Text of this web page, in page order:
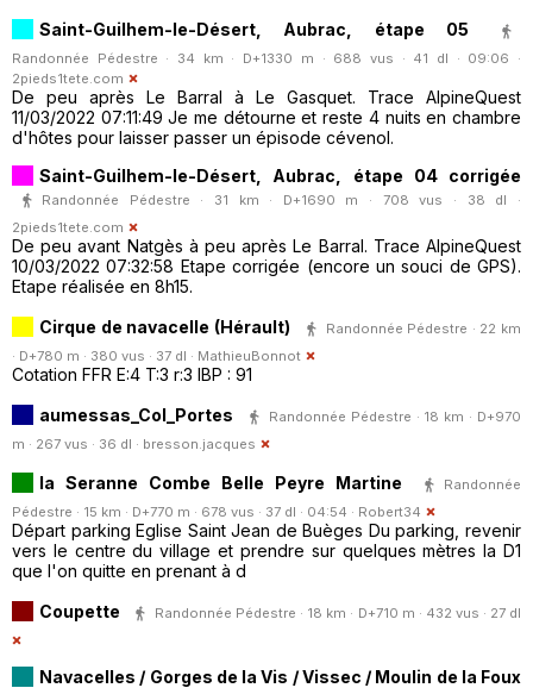
Saint-Guilhem-le-Désert, Aubrac, étape 05
Randonnée Pédestre · 34 km · D+1330 m · 688 vus · 41 dl · 09:06 ·
2pieds1tete.com
De peu après Le Barral à Le Gasquet. Trace AlpineQuest
11/03/2022 07:11:49 Je me détourne et reste 4 nuits en chambre
d'hôtes pour laisser passer un épisode cévenol.
Saint-Guilhem-le-Désert, Aubrac, étape 04 corrigée
Randonnée Pédestre · 31 km · D+1690 m · 708 vus · 38 dl ·
2pieds1tete.com
De peu avant Natgès à peu après Le Barral. Trace AlpineQuest
10/03/2022 07:32:58 Etape corrigée (encore un souci de GPS).
Etape réalisée en 8h15.
Cirque de navacelle (Hérault)
Randonnée Pédestre · 22 km
· D+780 m · 380 vus · 37 dl · MathieuBonnot
Cotation FFR E:4 T:3 r:3 IBP : 91
aumessas_Col_Portes
Randonnée Pédestre · 18 km · D+970
m · 267 vus · 36 dl · bresson.jacques
la Seranne Combe Belle Peyre Martine
Randonnée
Pédestre · 15 km · D+770 m · 678 vus · 37 dl · 04:54 · Robert34
Départ parking Eglise Saint Jean de Buèges Du parking, revenir
vers le centre du village et prendre sur quelques mètres la D1
que l'on quitte en prenant à d
Coupette
Randonnée Pédestre · 18 km · D+710 m · 432 vus · 27 dl
Navacelles / Gorges de la Vis / Vissec / Moulin de la Foux